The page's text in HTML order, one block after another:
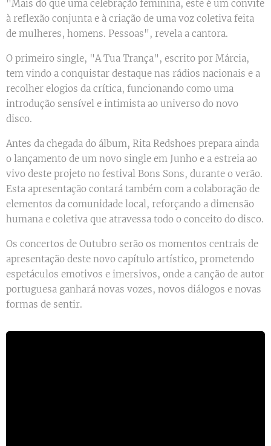
"Mais do que uma celebração feminina, este é um convite
à reflexão conjunta e à criação de uma voz coletiva feita
de mulheres, homens. Pessoas", revela a cantora.
O primeiro single, "A Tua Trança", escrito por Márcia,
tem vindo a conquistar destaque nas rádios nacionais e a
recolher elogios da crítica, funcionando como uma
introdução sensível e intimista ao universo do novo
disco.
Antes da chegada do álbum, Rita Redshoes prepara ainda
o lançamento de um novo single em Junho e a estreia ao
vivo deste projeto no festival Bons Sons, durante o verão.
Esta apresentação contará também com a colaboração de
elementos da comunidade local, reforçando a dimensão
humana e coletiva que atravessa todo o conceito do disco.
Os concertos de Outubro serão os momentos centrais de
apresentação deste novo capítulo artístico, prometendo
espetáculos emotivos e imersivos, onde a canção de autor
portuguesa ganhará novas vozes, novos diálogos e novas
formas de sentir.